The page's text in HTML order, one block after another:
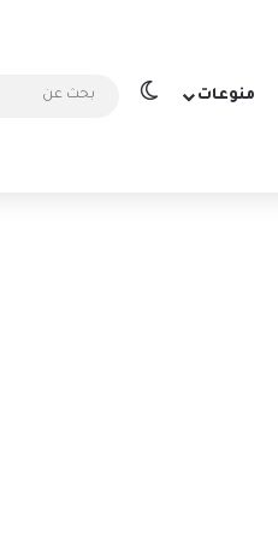
منوعات الوضع المظلم